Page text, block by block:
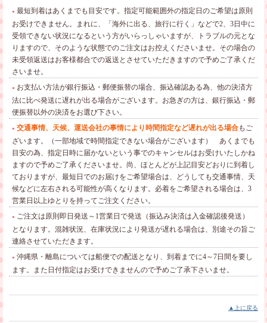
● 最短到着はあくまでも目安です。指定可能範囲外の指定日のご希望は原則
お受けできません。まれに、「海外に出る、旅行に行く」などで2、3日中に
受領できない状況になるという方がいらっしゃいますが、トラブルの元とな
りますので、そのような状態でのご注文はお控えくださいませ。その場合の
未受領返送はお客様都合での返送とさせていただきますので予めご了承くだ
さいませ。
● お支払い方法が銀行振込・郵便振替の場合、振込確認ある為、他の決済方
法に比べ発送に遅れが出る場合がございます。お急ぎの方は、銀行振込・郵
便振替以外の決済をお選び下さい。
● 交通事情、天候、運送会社の事情により時間指定など遅れが出る場合もご
ざいます。（一部地域で時間指定できない場合がございます） あくまでも
目安の為、指定日時に届かないという事でのキャンセルはお受けいたしかね
ますので予めご了承くださいませ。尚、ほとんどが上記目安どおりに到着し
ておりますが、最短日でのお届けをご希望場合は、どうしても交通事情、天
候などに左右される可能性が高くなります。必着をご希望される場合は、3
営業日以上ゆとりを持ってご注文ください。
● ご注文は原則即日発送～1営業日で発送（振込み決済は入金確認後発送）
となります。混雑状況、在庫状況により発送が遅れる場合は、別途その旨ご
連絡させていただきます。
● 沖縄県・離島については船便での配送となり、到着までに4～7日間を要し
ます。また日付指定はお受けできませんので予めご了承下さいませ。
▲上に戻る